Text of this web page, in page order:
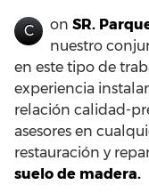
C on SR.
nuestro
en este tipo de
experiencia
relación calidad-
asesores en
restauración y
suelo de madera.